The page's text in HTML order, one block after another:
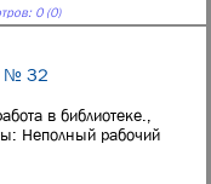
0 (0)
№ 32
в библиотеке.,
Неполный рабочий